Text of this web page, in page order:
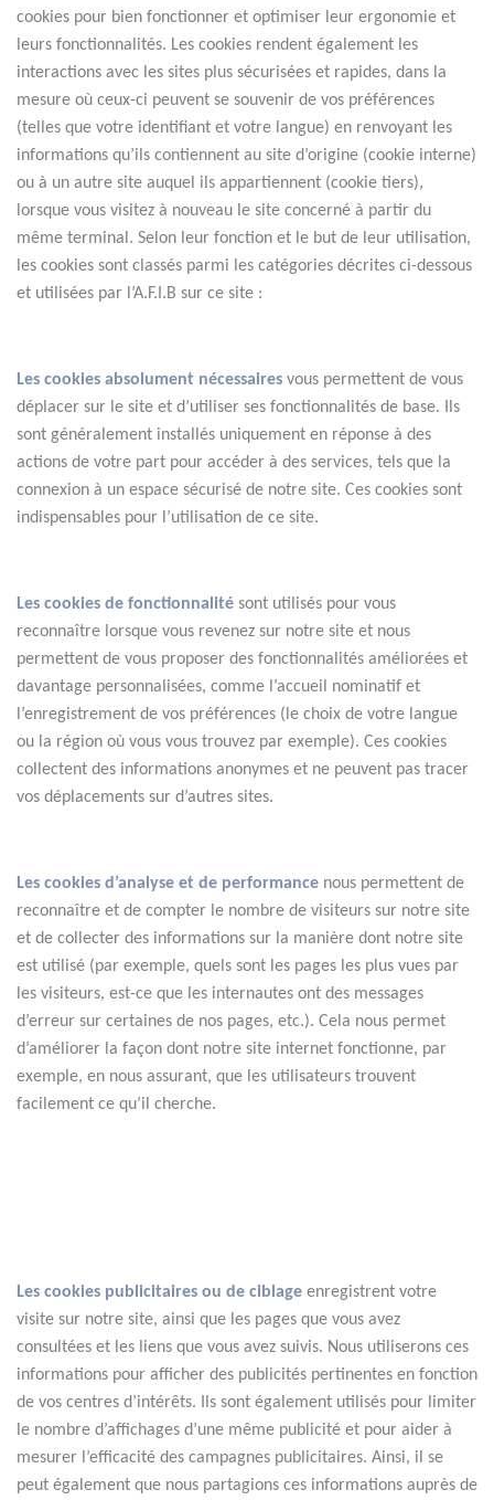
cookies pour bien fonctionner et optimiser leur ergonomie et
leurs fonctionnalités. Les cookies rendent également les
interactions avec les sites plus sécurisées et rapides, dans la
mesure où ceux-ci peuvent se souvenir de vos préférences
(telles que votre identifiant et votre langue) en renvoyant les
informations qu’ils contiennent au site d’origine (cookie interne)
ou à un autre site auquel ils appartiennent (cookie tiers),
lorsque vous visitez à nouveau le site concerné à partir du
même terminal. Selon leur fonction et le but de leur utilisation,
les cookies sont classés parmi les catégories décrites ci-dessous
et utilisées par l’A.F.I.B sur ce site :
Les cookies absolument nécessaires vous permettent de vous
déplacer sur le site et d’utiliser ses fonctionnalités de base. Ils
sont généralement installés uniquement en réponse à des
actions de votre part pour accéder à des services, tels que la
connexion à un espace sécurisé de notre site. Ces cookies sont
indispensables pour l’utilisation de ce site.
Les cookies de fonctionnalité sont utilisés pour vous
reconnaître lorsque vous revenez sur notre site et nous
permettent de vous proposer des fonctionnalités améliorées et
davantage personnalisées, comme l’accueil nominatif et
l’enregistrement de vos préférences (le choix de votre langue
ou la région où vous vous trouvez par exemple). Ces cookies
collectent des informations anonymes et ne peuvent pas tracer
vos déplacements sur d’autres sites.
Les cookies d’analyse et de performance nous permettent de
reconnaître et de compter le nombre de visiteurs sur notre site
et de collecter des informations sur la manière dont notre site
est utilisé (par exemple, quels sont les pages les plus vues par
les visiteurs, est-ce que les internautes ont des messages
d’erreur sur certaines de nos pages, etc.). Cela nous permet
d’améliorer la façon dont notre site internet fonctionne, par
exemple, en nous assurant, que les utilisateurs trouvent
facilement ce qu’il cherche.
Les cookies publicitaires ou de ciblage enregistrent votre
visite sur notre site, ainsi que les pages que vous avez
consultées et les liens que vous avez suivis. Nous utiliserons ces
informations pour afficher des publicités pertinentes en fonction
de vos centres d’intérêts. Ils sont également utilisés pour limiter
le nombre d’affichages d’une même publicité et pour aider à
mesurer l’efficacité des campagnes publicitaires. Ainsi, il se
peut également que nous partagions ces informations auprès de